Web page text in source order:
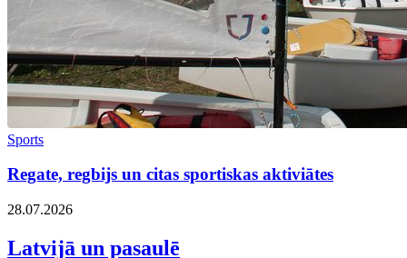
Sports
Regate, regbijs un citas sportiskas aktiviātes
28.07.2026
Latvijā un pasaulē